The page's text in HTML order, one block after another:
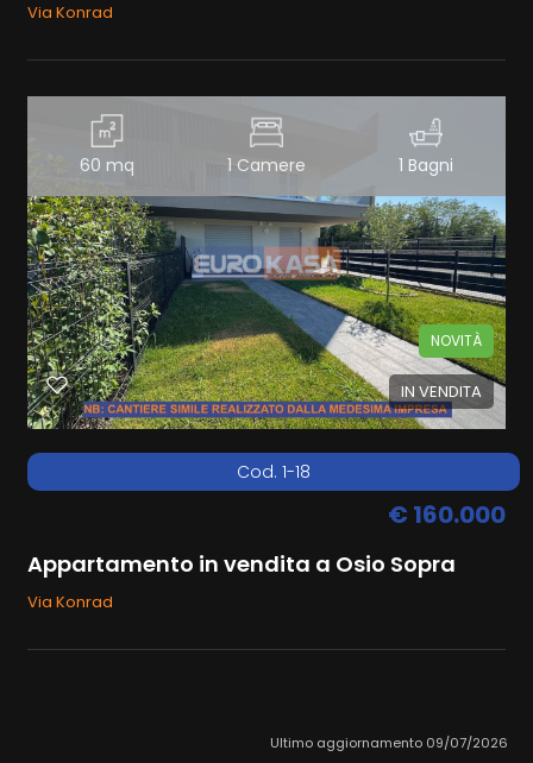
Via Konrad
60 mq 1 Camere 1 Bagni
IN VENDITA
NOVITÀ
Cod. 1-18
€ 160.000
Appartamento in vendita a Osio Sopra
Via Konrad
Ultimo aggiornamento 09/07/2026